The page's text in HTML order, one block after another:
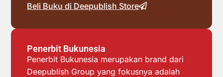
Beli Buku di Deepublish Store
Penerbit Bukunesia
Penerbit Bukunesia merupakan brand dari
Deepublish Group yang fokusnya adalah